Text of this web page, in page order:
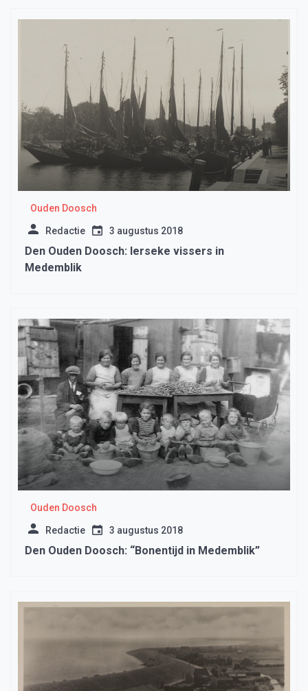
Ouden Doosch
Redactie 3 augustus 2018
Den Ouden Doosch: Ierseke vissers in
Medemblik
Ouden Doosch
Redactie 3 augustus 2018
Den Ouden Doosch: “Bonentijd in Medemblik”